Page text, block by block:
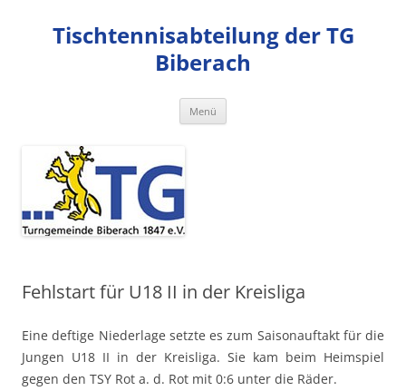
springenTischtennisabteilung der TG
Biberach
Menü
Fehlstart für U18 II in der Kreisliga
Eine deftige Niederlage setzte es zum Saisonauftakt für die
Jungen U18 II in der Kreisliga. Sie kam beim Heimspiel
gegen den TSY Rot a. d. Rot mit 0:6 unter die Räder.